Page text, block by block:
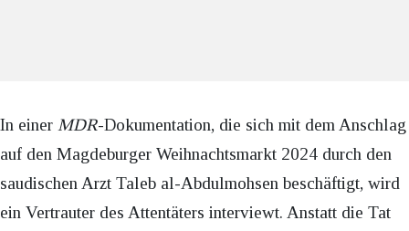
In einer MDR-Dokumentation, die sich mit dem Anschlag
auf den Magdeburger Weihnachtsmarkt 2024 durch den
saudischen Arzt Taleb al-Abdulmohsen beschäftigt, wird
ein Vertrauter des Attentäters interviewt. Anstatt die Tat